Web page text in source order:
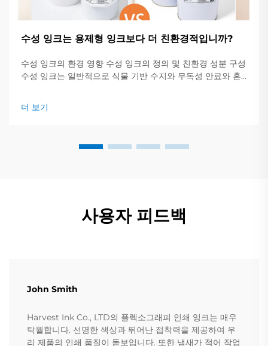
수성 잉크는 용제형 잉크보다 더 친환경적입니까?
수성 잉크의 환경 영향 수성 잉크의 정의 및 친환경 성분 구성
수성 잉크는 일반적으로 식물 기반 수지와 무독성 안료와 혼
더 보기
사용자 피드백
John Smith
Harvest Ink Co., LTD의 플렉소그래피 인쇄 잉크는 매우
탁월합니다. 선명한 색상과 뛰어난 접착력을 제공하여 우
리 제품의 인쇄 품질이 돋보입니다. 또한 냄새가 적어 작업